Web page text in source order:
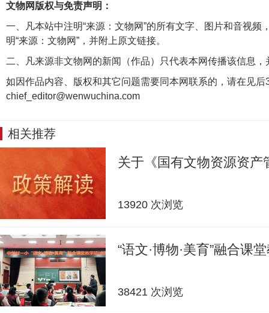
文物网版权与免责声明：
一、凡本站中注明“来源：文物网”的所有文字、图片和音视
明“来源：文物网”，并附上原文链接。
二、凡来源非文物网的新闻（作品）只代表本网传播该信息
如因作品内容、版权和其它问题需要同本网联系的，请在见后
chief_editor@wenwuchina.com
相关推荐
关于《国有文物资源资
13920 次浏览
“语文·博物·美育”融合课
38421 次浏览